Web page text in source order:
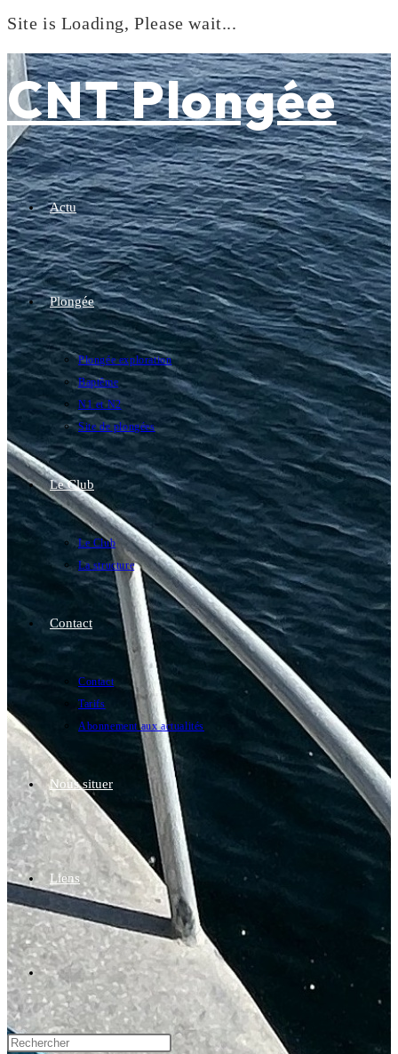
Site is Loading, Please wait...
to
content
CNT Plongée
Actu
Plongée
Plongée exploration
Baptême
N1 et N2
Site de plongées
Le Club
Le Club
La structure
Contact
Contact
Tarifs
Abonnement aux actualités
Nous situer
Liens
Toggle